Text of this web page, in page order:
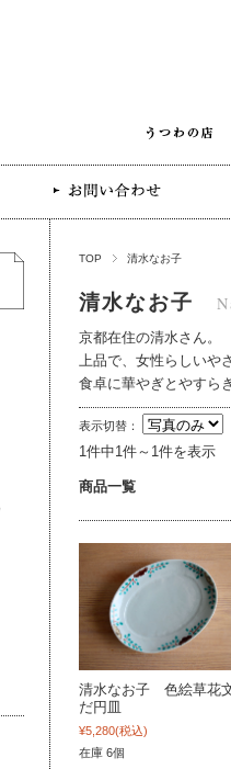
TOP 清水なお子
清水なお子
京都在住の清水さん。
上品で、女性らしいや
食卓に華やぎとやすら
表示切替：
1件中1件～1件を表示
商品一覧
清水なお子 色絵草花
だ円皿
¥5,280(税込)
在庫 6個